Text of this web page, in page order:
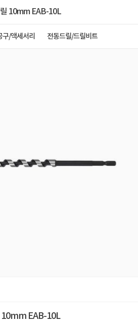
10mm EAB-10L
구/액세서리 전동드릴/드릴비트
EAB-10L